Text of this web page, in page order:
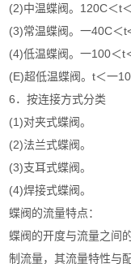
(2)中温蝶阀。120C＜t
(3)常温蝶阀。一40C＜
(4)低温蝶阀。一100＜t
(E)超低温蝶阀。t＜一
6．按连接方式分类
(1)对夹式蝶阀。
(2)法兰式蝶阀。
(3)支耳式蝶阀。
(4)焊接式蝶阀。
蝶阀的流量特点：
蝶阀的开度与流量之间
制流量，其流量特性与